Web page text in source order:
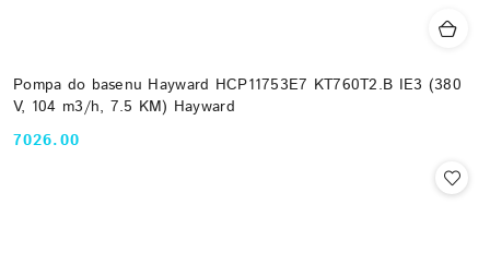
Pompa do basenu Hayward HCP11753E7 KT760T2.B IE3 (380
V, 104 m3/h, 7.5 KM) Hayward
Cena:
7026.00